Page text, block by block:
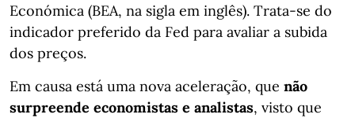
Económica (BEA, na sigla em inglês). Trata-se do
indicador preferido da Fed para avaliar a subida
dos preços.
Em causa está uma nova aceleração, que não
surpreende economistas e analistas, visto que